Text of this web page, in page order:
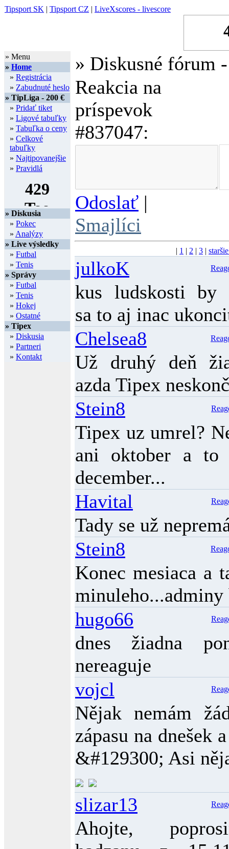
Tipsport SK | Tipsport CZ | LiveXscores - livescore
» Menu
» Home
» Registrácia
» Zabudnuté heslo
» TipLiga - 200 €
» Pridať tiket
» Ligové tabuľky
» Tabuľka o ceny
» Celkové
tabuľky
» Najtipovanejšie
» Pravidlá
» Diskusia
» Pokec
» Analýzy
» Live výsledky
» Futbal
» Tenis
» Správy
» Futbal
» Tenis
» Hokej
» Ostatné
» Tipex
» Diskusia
» Partneri
» Kontakt
» Diskusné fórum
Reakcia na
príspevok
#837047:
Odoslať |
Smajlíci
| 1 | 2 | 3 |
julkoK
kus ludskosti by
sa to aj inac
Chelsea8
Už druhý deň
azda Tipex
Stein8
Tipex uz umrel?
ani oktober a
december...
Havital
Tady se už
Stein8
Konec mesiaca a
hugo66
dnes žiadna
nereaguje
vojcl
Nějak nemám
zápasu na dnešek
&#129300; Asi
slizar13
Ahojte,